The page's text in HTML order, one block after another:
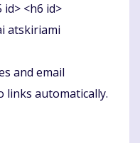
id> <h6 id>
atskiriami
and email
links automatically.